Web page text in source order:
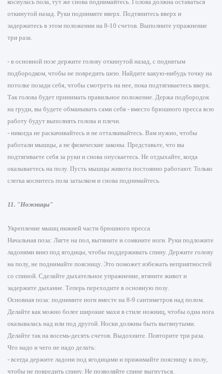
коснулась пола, тут же снова поднимайтесь. Голова должна оставаться
откинутой назад. Руки поднимите вверх. Подтянитесь вверх и
задержитесь в этом положении на 8-10 счетов. Выполните упражнение
три раза.
- в основной позе держите голову откинутой назад, с поднятым
подбородком, чтобы не повредить шею. Найдите какую-нибудь точку на
потолке позади себя, чтобы смотреть на нее, пока подтягиваетесь вверх.
Так голова будет принимать правильное положение. Держа подбородок
на груди, вы будете обманывать сами себя - вместо брюшного пресса всю
работу будут выполнять голова и плечи.
- никогда не раскачивайтесь и не отталкивайтесь. Вам нужно, чтобы
работали мышцы, а не физические законы. Представьте, что вы
подтягиваете себя за руки и снова опускаетесь. Не отдыхайте, когда
оказываетесь на полу. Пусть мышцы живота постоянно работают. Только
слегка коснитесь пола затылком и снова поднимайтесь.
11. "Ножницы"
Укрепление мышц нижней части брюшного пресса
Начальная поза: Лягте на пол, вытяните и сомкните ноги. Руки подложите
ладонями вниз под ягодицы, чтобы поддерживать спину. Держите голову
на полу, не поднимайте поясницу. Это поможет избежать неприятностей
со спиной. Сделайте дыхательное упражнение, втяните живот и
задержите дыхание. Теперь переходите в основную позу.
Основная поза: поднимите ноги вместе на 8-9 сантиметров над полом.
Делайте как можно более широкие махи в стиле ножниц, чтобы одна нога
оказывалась над или под другой. Носки должны быть вытянутыми.
Делайте так на восемь-десять счетов. Выдохните. Повторите три раза.
Что надо и чего не надо делать:
- всегда держите ладони под ягодицами и прижимайте поясницу к полу,
чтобы не повредить спину. Не позволяйте спине выгнуться.